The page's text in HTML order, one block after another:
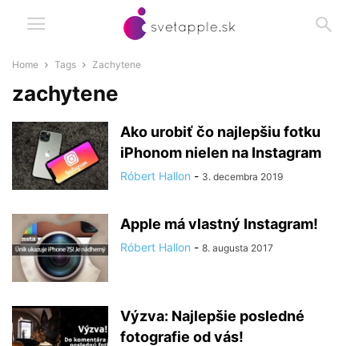
Home Tags Zachytene
zachytene
Ako urobiť čo najlepšiu fotku
iPhonom nielen na Instagram
Róbert Hallon - 3. decembra 2019
Apple má vlastný Instagram!
Róbert Hallon - 8. augusta 2017
Výzva: Najlepšie posledné
fotografie od vás!